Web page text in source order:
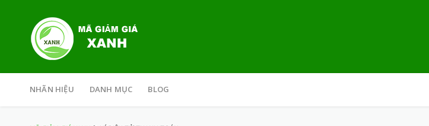
to
NHÃN HIỆU DANH MỤC BLOG